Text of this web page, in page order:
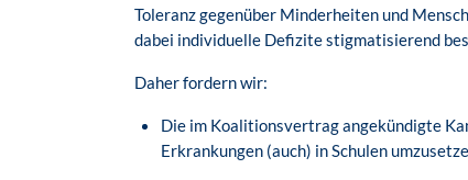
Toleranz gegenüber Minderheiten und
dabei individuelle Defizite stigmatisierend
Daher fordern wir:
Die im Koalitionsvertrag angekündigte
Erkrankungen (auch) in Schulen